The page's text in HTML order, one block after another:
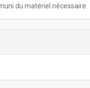
du matériel nécessaire.